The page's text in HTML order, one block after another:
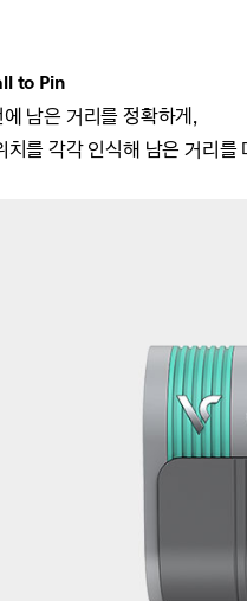
to Pin
남은 거리를 정확하게,
치를 각각 인식해 남은 거리를